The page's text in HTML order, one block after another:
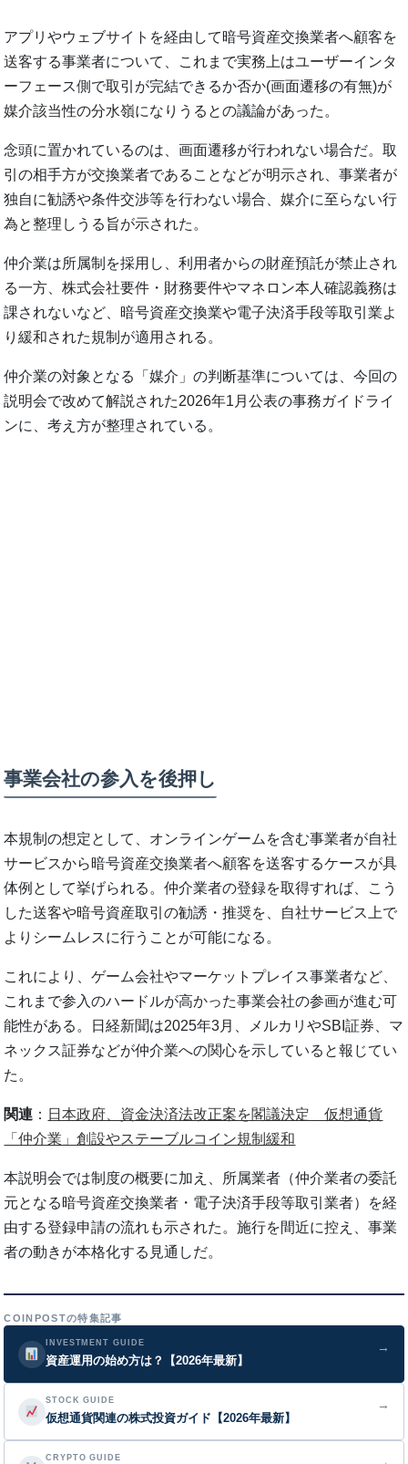
アプリやウェブサイトを経由して暗号資産交換業者へ顧客を
送客する事業者について、これまで実務上はユーザーインタ
ーフェース側で取引が完結できるか否か(画面遷移の有無)が
媒介該当性の分水嶺になりうるとの議論があった。
念頭に置かれているのは、画面遷移が行われない場合だ。取
引の相手方が交換業者であることなどが明示され、事業者が
独自に勧誘や条件交渉等を行わない場合、媒介に至らない行
為と整理しうる旨が示された。
仲介業は所属制を採用し、利用者からの財産預託が禁止され
る一方、株式会社要件・財務要件やマネロン本人確認義務は
課されないなど、暗号資産交換業や電子決済手段等取引業よ
り緩和された規制が適用される。
仲介業の対象となる「媒介」の判断基準については、今回の
説明会で改めて解説された2026年1月公表の事務ガイドライ
ンに、考え方が整理されている。
事業会社の参入を後押し
本規制の想定として、オンラインゲームを含む事業者が自社
サービスから暗号資産交換業者へ顧客を送客するケースが具
体例として挙げられる。仲介業者の登録を取得すれば、こう
した送客や暗号資産取引の勧誘・推奨を、自社サービス上で
よりシームレスに行うことが可能になる。
これにより、ゲーム会社やマーケットプレイス事業者など、
これまで参入のハードルが高かった事業会社の参画が進む可
能性がある。日経新聞は2025年3月、メルカリやSBI証券、マ
ネックス証券などが仲介業への関心を示していると報じてい
た。
関連 ： 日本政府、資金決済法改正案を閣議決定 仮想通貨
「仲介業」創設やステーブルコイン規制緩和
本説明会では制度の概要に加え、所属業者（仲介業者の委託
元となる暗号資産交換業者・電子決済手段等取引業者）を経
由する登録申請の流れも示された。施行を間近に控え、事業
者の動きが本格化する見通しだ。
COINPOSTの特集記事
INVESTMENT GUIDE
資産運用の始め方は？【2026年最新】
→
STOCK GUIDE
仮想通貨関連の株式投資ガイド【2026年最新】
→
CRYPTO GUIDE